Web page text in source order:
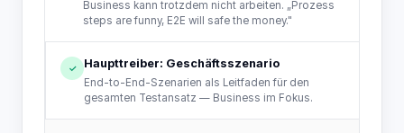
Business kann trotzdem nicht arbeiten. „Prozess
steps are funny, E2E will safe the money."
✓ Haupttreiber: Geschäftsszenario
End-to-End-Szenarien als Leitfaden für den
gesamten Testansatz — Business im Fokus.